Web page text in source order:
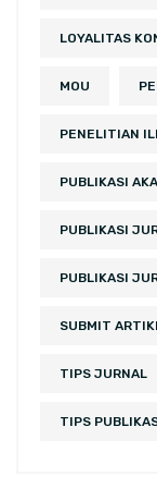
LOYALITAS
MOU
PENELITIAN
PUBLIKASI
PUBLIKASI
PUBLIKASI
SUBMIT
TIPS JURNAL
TIPS